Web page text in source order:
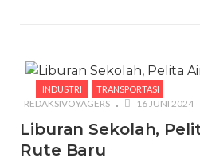
INDUSTRI TRANSPORTASI
REDAKSIVOYAGERS 16 JUNI 2024
Liburan Sekolah,
Rute Baru